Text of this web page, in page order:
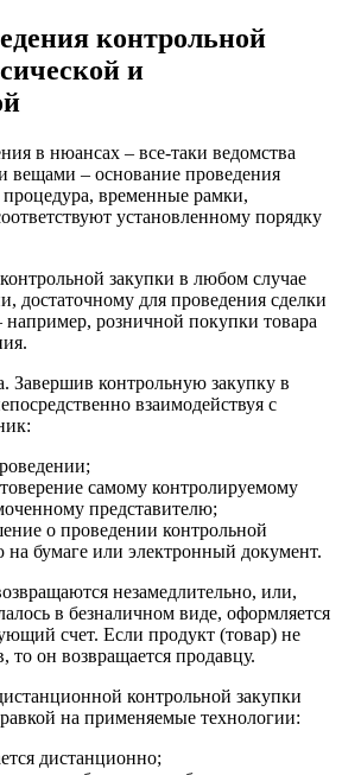
контрольной
и
в нюансах – все-таки ведомства
вещами – основание проведения
временные рамки,
установленному порядку
закупки в любом случае
достаточному для проведения сделки
розничной покупки товара
Завершив контрольную закупку в
взаимодействуя с
самому контролируемому
представителю;
о проведении контрольной
на бумаге или электронный документ.
незамедлительно, или,
в безналичном виде, оформляется
счет. Если продукт (товар) не
то он возвращается продавцу.
контрольной закупки
на применяемые технологии:
дистанционно;